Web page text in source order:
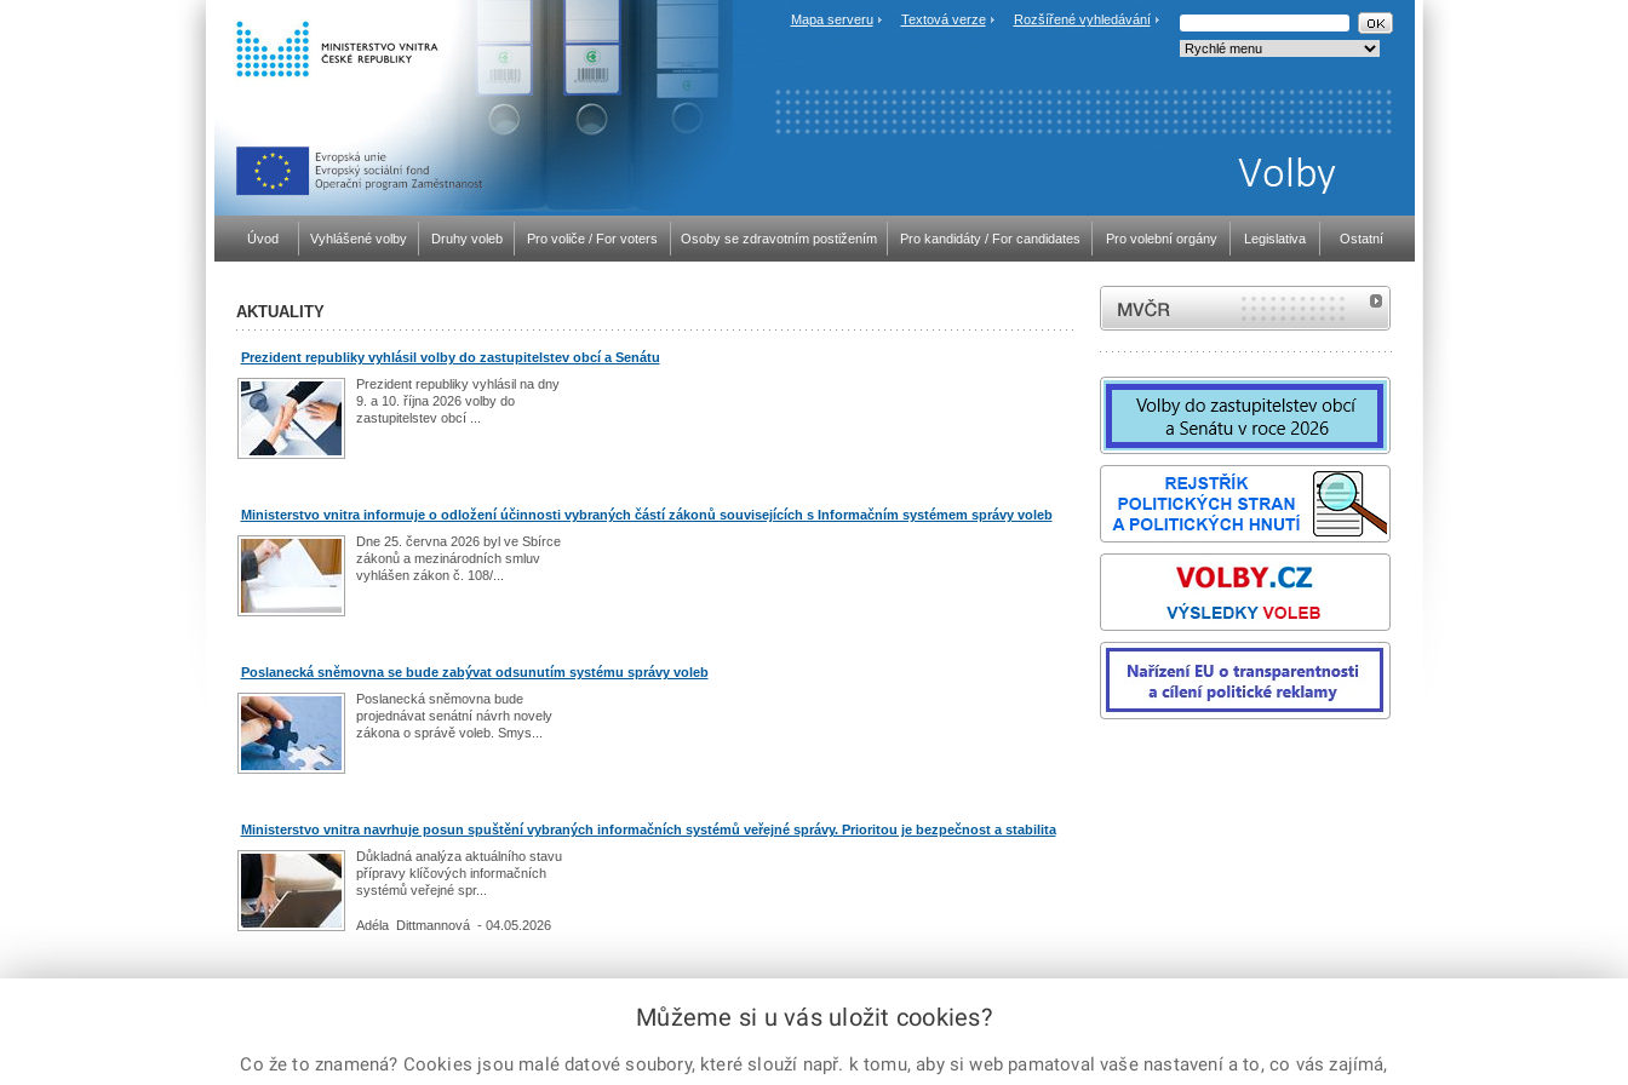
Mapa serveru Textová verze Rozšířené vyhledávání
Úvod Vyhlášené volby Druhy voleb Pro voliče / For voters Osoby se zdravotním postižením Pro kandidáty / For candidates Pro volební orgány Legislativa Ostatní
AKTUALITY
Prezident republiky vyhlásil volby do zastupitelstev obcí a Senátu
Prezident republiky vyhlásil na dny
9. a 10. října 2026 volby do
zastupitelstev obcí ...
Ministerstvo vnitra informuje o odložení účinnosti vybraných částí zákonů souvisejících s Informačním systémem správy voleb
Dne 25. června 2026 byl ve Sbírce
zákonů a mezinárodních smluv
vyhlášen zákon č. 108/...
Poslanecká sněmovna se bude zabývat odsunutím systému správy voleb
Poslanecká sněmovna bude
projednávat senátní návrh novely
zákona o správě voleb. Smys...
Ministerstvo vnitra navrhuje posun spuštění vybraných informačních systémů veřejné správy. Prioritou je bezpečnost a stabilita
Důkladná analýza aktuálního stavu
přípravy klíčových informačních
systémů veřejné spr...
Adéla Dittmannová - 04.05.2026
MVČR
Můžeme si u vás uložit cookies?
Co že to znamená? Cookies jsou malé datové soubory, které slouží např. k tomu, aby si web pamatoval vaše nastavení a to, co vás zajímá,